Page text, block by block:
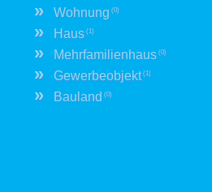
» Wohnung (0)
» Haus (1)
» Mehrfamilienhaus (0)
» Gewerbeobjekt(1)
» Bauland (0)